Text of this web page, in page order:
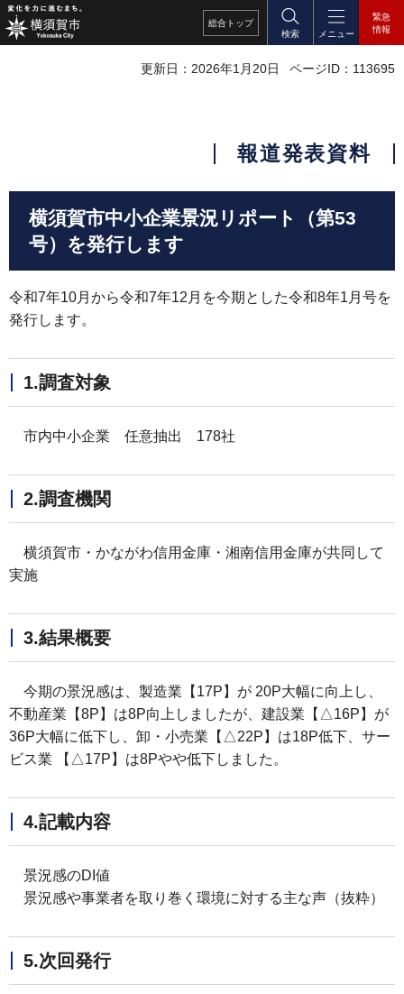
総合 トップ
検索
メニュー
緊急
情報
更新日：2026年1月20日 ページID：113695
報道発表資料
横須賀市中小企業景況リポート（第53
号）を発行します
令和7年10月から令和7年12月を今期とした令和8年1月号を
発行します。
1.調査対象
市内中小企業 任意抽出 178社
2.調査機関
横須賀市・かながわ信用金庫・湘南信用金庫が共同して
実施
3.結果概要
今期の景況感は、製造業【17P】が 20P大幅に向上し、
不動産業【8P】は8P向上しましたが、建設業【△16P】が
36P大幅に低下し、卸・小売業【△22P】は18P低下、サー
ビス業 【△17P】は8Pやや低下しました。
4.記載内容
景況感のDI値
景況感や事業者を取り巻く環境に対する主な声（抜粋）
5.次回発行